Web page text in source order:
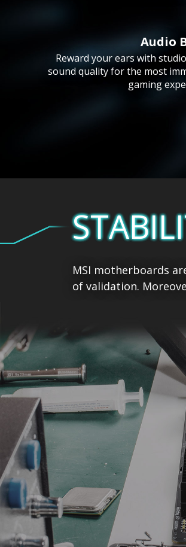
Audio
Reward your ears with
sound quality for the most
gaming
MSI motherboards
of validation.